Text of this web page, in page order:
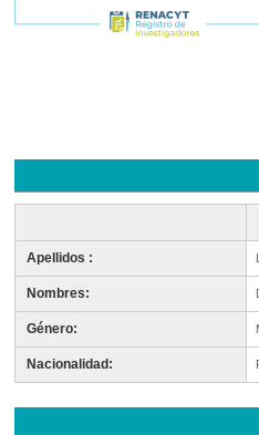
Apellidos :
Nombres:
Género:
Nacionalidad: